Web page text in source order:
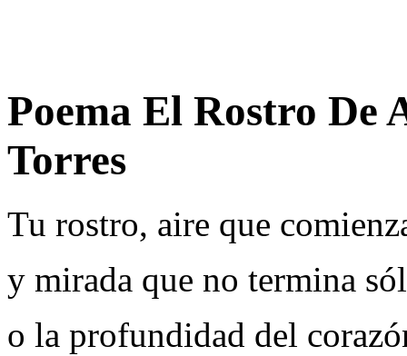
Poema El Rostro De
Torres
Tu rostro, aire que
y mirada que no termina
o la profundidad del